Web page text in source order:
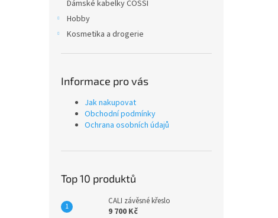
Dámské kabelky COSSI
Hobby
Kosmetika a drogerie
Informace pro vás
Jak nakupovat
Obchodní podmínky
Ochrana osobních údajů
Top 10 produktů
CALI závěsné křeslo
9 700 Kč